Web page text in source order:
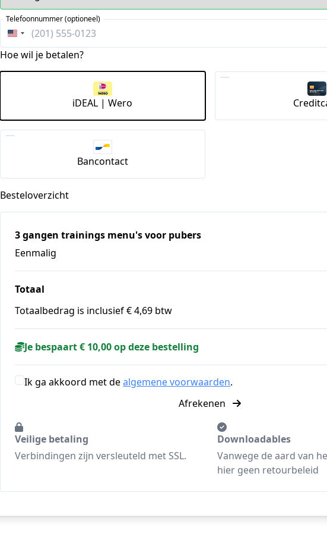
Verenigde
Staten
Telefoonnummer (optioneel)
Hoe wil je betalen?
iDEAL | Wero
Bancontact
Besteloverzicht
3 gangen trainings menu's voor pubers
Eenmalig
Totaal
Totaalbedrag is inclusief € 4,69 btw
Je bespaart € 10,00 op deze bestelling
Ik ga akkoord met dealgemene voorwaarden.
Afrekenen
Veilige betaling
Verbindingen zijn versleuteld met SSL.
Downloadables
Vanwege de aard van
hier geen retourbeleid